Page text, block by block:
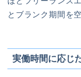
とブランク期間を
実働時間に応じ